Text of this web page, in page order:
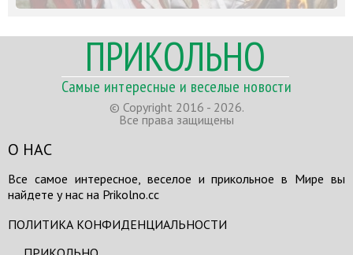
ПРИКОЛЬНО
Самые интересные и веселые новости
© Copyright 2016 - 2026.
Все права защищены
О НАС
Все самое интересное, веселое и прикольное в Мире вы
найдете у нас на Prikolno.cc
ПОЛИТИКА КОНФИДЕНЦИАЛЬНОСТИ